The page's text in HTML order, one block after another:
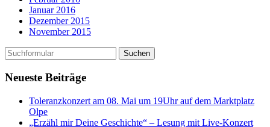
Januar 2016
Dezember 2015
November 2015
Neueste Beiträge
Toleranzkonzert am 08. Mai um 19Uhr auf dem Marktplatz
Olpe
„Erzähl mir Deine Geschichte“ – Lesung mit Live-Konzert